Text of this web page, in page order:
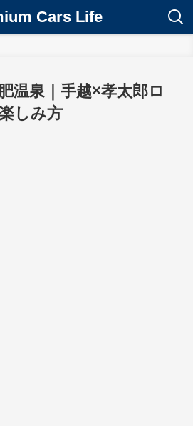
Cars Life
温泉｜手越×孝太郎ロ
しみ方